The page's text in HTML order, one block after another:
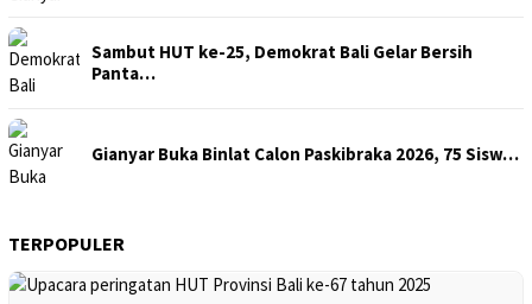
Sambut HUT ke-25, Demokrat Bali Gelar Bersih
Panta…
Gianyar Buka Binlat Calon Paskibraka 2026, 75 Sisw…
TERPOPULER